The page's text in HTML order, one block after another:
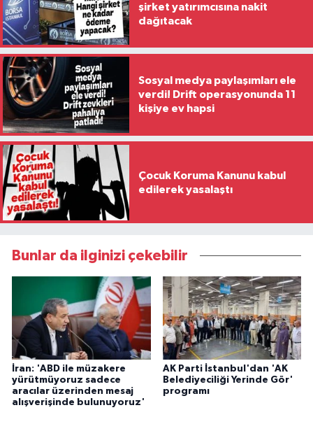
şirket yatırımcısına nakit
dağıtacak
Sosyal medya paylaşımları ele
verdi! Drift operasyonunda 11
kişiye ev hapsi
Çocuk Koruma Kanunu kabul
edilerek yasalaştı
Bunlar da ilginizi çekebilir
İran: 'ABD ile müzakere
yürütmüyoruz sadece
aracılar üzerinden mesaj
alışverişinde bulunuyoruz'
AK Parti İstanbul'dan 'AK
Belediyeciliği Yerinde Gör'
programı